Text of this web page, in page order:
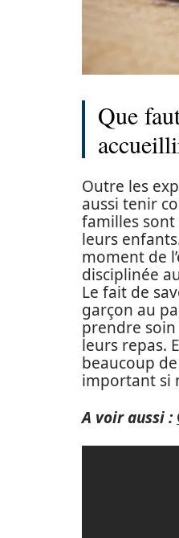
Que
Outre les
aussi tenir
familles sont
leurs
moment de
disciplinée
Le fait de
garçon au
prendre
leurs repas.
beaucoup
important si
A voir aussi :